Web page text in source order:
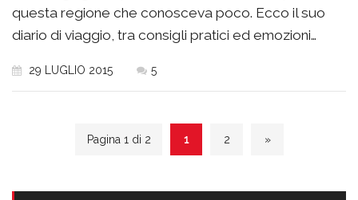
questa regione che conosceva poco. Ecco il suo
diario di viaggio, tra consigli pratici ed emozioni…
29 LUGLIO 2015 5
Pagina 1 di 2 1 2 »